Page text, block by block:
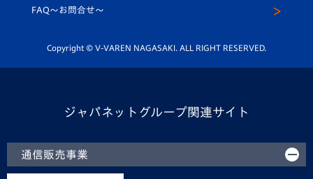
平和祈念活動
ホームタウン活動
スクール
FAQ〜お問合せ〜
Copyright © V-VAREN NAGASAKI. ALL RIGHT RESERVED.
ジャパネットグループ関連サイト
通信販売事業